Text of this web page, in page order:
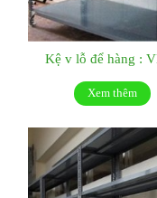
Kệ v lỗ để hàng :
Xem thêm